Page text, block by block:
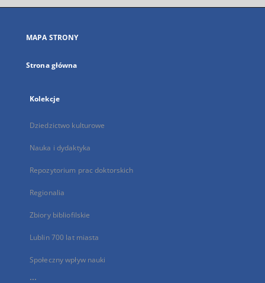
się
karcie
MAPA STRONY
Strona główna
Kolekcje
Dziedzictwo kulturowe
Nauka i dydaktyka
Repozytorium prac doktorskich
Regionalia
Zbiory bibliofilskie
Lublin 700 lat miasta
Społeczny wpływ nauki
...